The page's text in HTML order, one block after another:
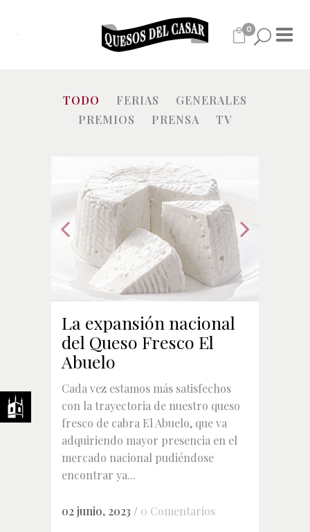
0
TODO FERIAS
GENERALES
PREMIOS
PRENSA TV
La expansión nacional
del Queso Fresco El
Abuelo
Cada vez estamos más satisfechos
con la trayectoria de nuestro queso
fresco de cabra El Abuelo, que va
adquiriendo mayor presencia en el
mercado nacional pudiéndose
encontrar ya...
02 junio, 2023 / 0 Comentarios